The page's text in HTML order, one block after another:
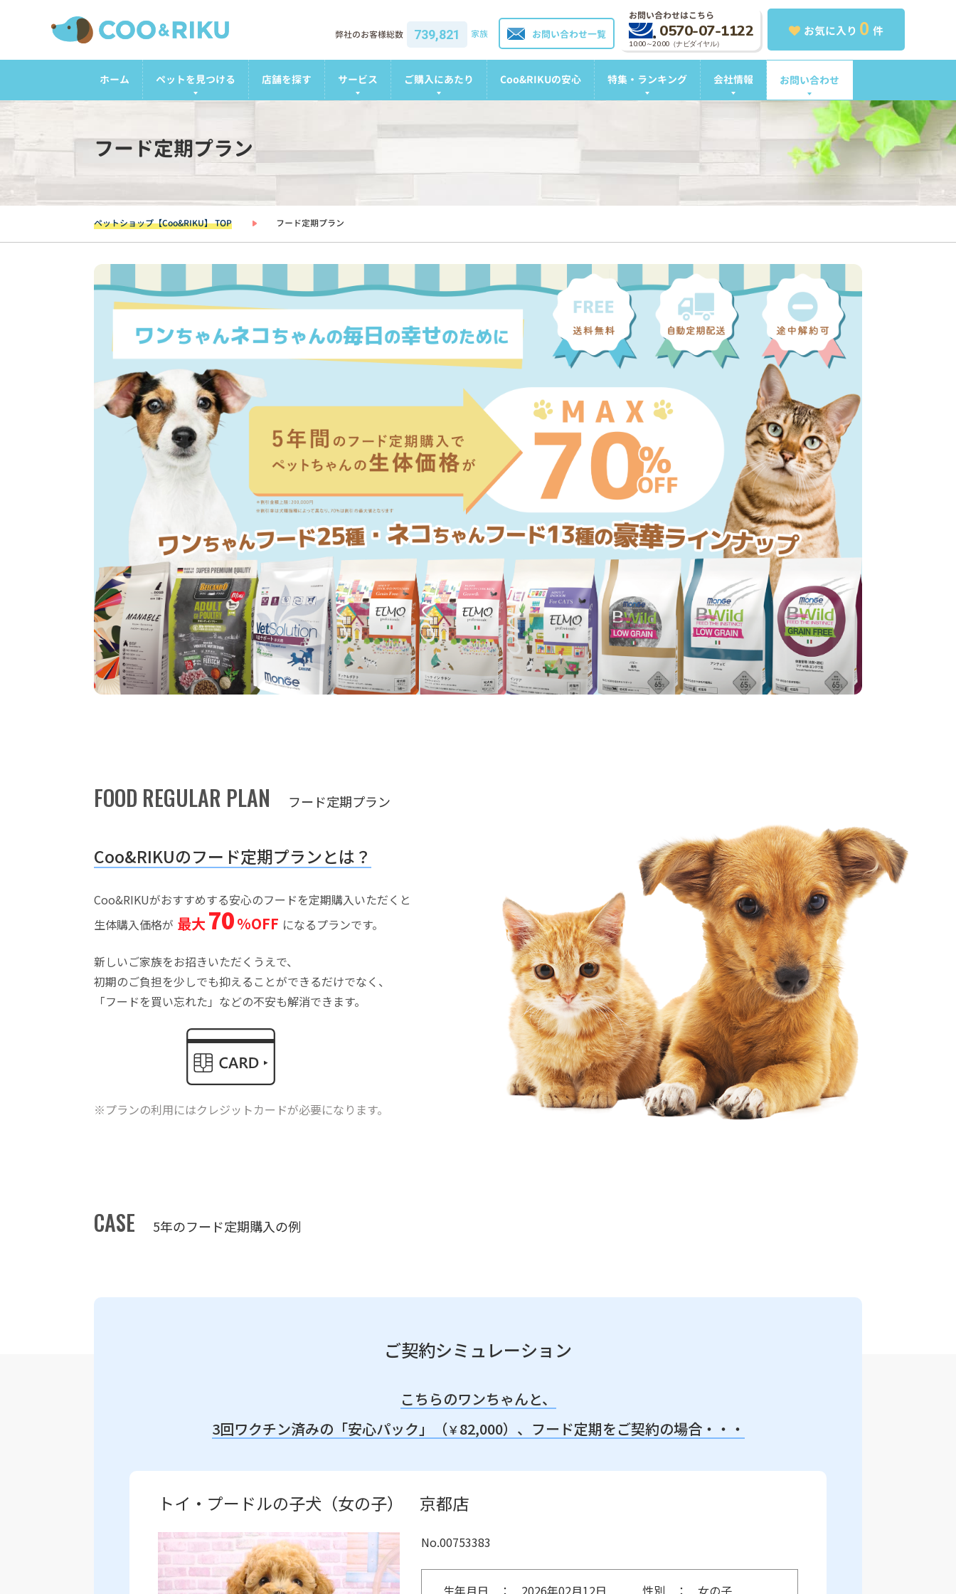
お気に入り 0 件
お問い合わせはこちら
0570-07-1122
10:00～20:00（ナビダイヤル）
お問い合わせ一覧
弊社のお客様総数 739,821 家族
ホーム ペットを見つける 店舗を探す サービス ご購入にあたり Coo&RIKUの安心 特集・ランキング 会社情報 お問い合わせ
フード定期プラン
ペットショップ【Coo&RIKU】 TOP フード定期プラン
FOOD REGULAR PLAN フード定期プラン
Coo&RIKUのフード定期プランとは？
Coo&RIKUがおすすめする安心のフードを定期購入いただくと
生体購入価格が 最大 70%OFF になるプランです。
新しいご家族をお招きいただくうえで、
初期のご負担を少しでも抑えることができるだけでなく、
「フードを買い忘れた」などの不安も解消できます。
※プランの利用にはクレジットカードが必要になります。
CASE 5年のフード定期購入の例
ご契約シミュレーション
こちらのワンちゃんと、
3回ワクチン済みの「安心パック」（￥82,000）、 フード定期をご契約の場合・・・
トイ・プードルの子犬（女の子） 京都店
No.00753383
生年月日 2026年02月12日 性別 女の子